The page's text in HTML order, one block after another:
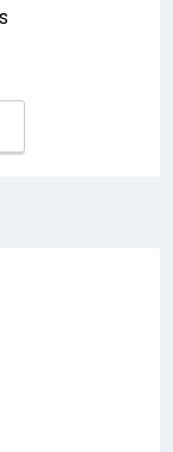
de